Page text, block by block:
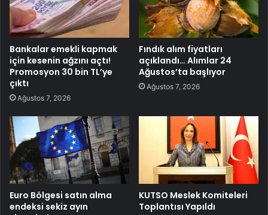
Bankalar emekli kapmak
için kesenin ağzını açtı!
Promosyon 30 bin TL’ye
çıktı
Ağustos 7, 2026
Fındık alım fiyatları
açıklandı… Alımlar 24
Ağustos’ta başlıyor
Ağustos 7, 2026
Euro Bölgesi satın alma
endeksi sekiz ayın
KUTSO Meslek Komiteleri
Toplantısı Yapıldı